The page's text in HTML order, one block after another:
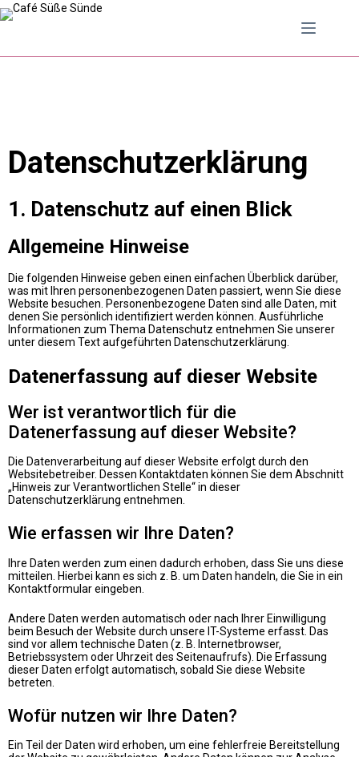
Datenschutz­erklärung
1. Datenschutz auf einen Blick
Allgemeine Hinweise
Die folgenden Hinweise geben einen einfachen Überblick darüber,
was mit Ihren personenbezogenen Daten passiert, wenn Sie diese
Website besuchen. Personenbezogene Daten sind alle Daten, mit
denen Sie persönlich identifiziert werden können. Ausführliche
Informationen zum Thema Datenschutz entnehmen Sie unserer
unter diesem Text aufgeführten Datenschutzerklärung.
Datenerfassung auf dieser Website
Wer ist verantwortlich für die
Datenerfassung auf dieser Website?
Die Datenverarbeitung auf dieser Website erfolgt durch den
Websitebetreiber. Dessen Kontaktdaten können Sie dem Abschnitt
„Hinweis zur Verantwortlichen Stelle“ in dieser
Datenschutzerklärung entnehmen.
Wie erfassen wir Ihre Daten?
Ihre Daten werden zum einen dadurch erhoben, dass Sie uns diese
mitteilen. Hierbei kann es sich z. B. um Daten handeln, die Sie in ein
Kontaktformular eingeben.
Andere Daten werden automatisch oder nach Ihrer Einwilligung
beim Besuch der Website durch unsere IT-Systeme erfasst. Das
sind vor allem technische Daten (z. B. Internetbrowser,
Betriebssystem oder Uhrzeit des Seitenaufrufs). Die Erfassung
dieser Daten erfolgt automatisch, sobald Sie diese Website
betreten.
Wofür nutzen wir Ihre Daten?
Ein Teil der Daten wird erhoben, um eine fehlerfreie Bereitstellung